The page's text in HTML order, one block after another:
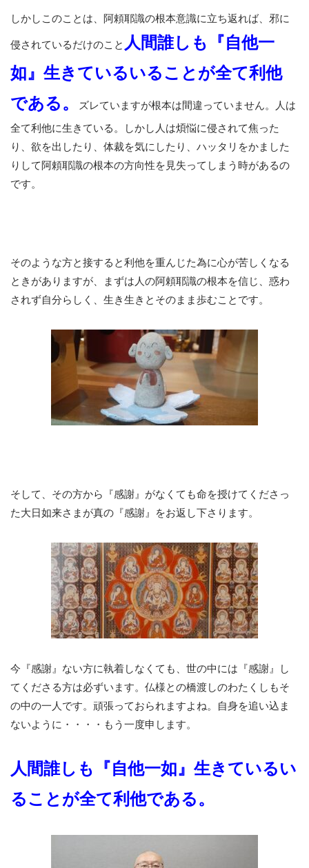
しかしこのことは、阿頼耶識の根本意識に立ち返れば、邪に
侵されているだけのこと 人間誰しも 『自他一
如』生きているいることが全て利他
である。
ズレていますが根本は間違っていません。人は
全て利他に生きている。しかし人は煩悩に侵されて焦った
り、欲を出したり、体裁を気にしたり、ハッタリをかました
りして阿頼耶識の根本の方向性を見失ってしまう時があるの
です。
そのような方と接すると利他を重んじた為に心が苦しくなる
ときがありますが、まずは人の阿頼耶識の根本を信じ、惑わ
されず自分らしく、生き生きとそのまま歩むことです。
そして、その方から『感謝』がなくても命を授けてくださっ
た大日如来さまが真の『感謝』をお返し下さります。
今『感謝』ない方に執着しなくても、世の中には『感謝』し
てくださる方は必ずいます。仏様との橋渡しのわたくしもそ
の中の一人です。頑張っておられますよね。自身を追い込ま
ないように・・・・もう一度申します。
人間誰しも 『自他一如』生きているい
ることが全て利他である。